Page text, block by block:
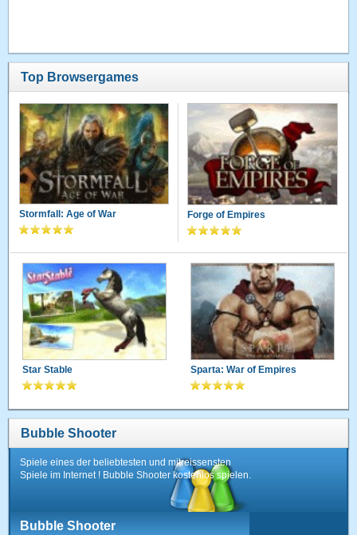
Top Browsergames
Stormfall: Age of War Forge of Empires
Star Stable Sparta: War of Empires
Bubble Shooter
Spiele eines der beliebtesten und mitreissensten
Spiele im Internet ! Bubble Shooter kostenlos spielen.
Bubble Shooter